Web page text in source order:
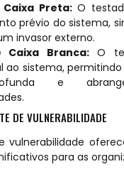
Preta:O
prévio do sistema,
invasor externo.
Caixa Branca:O
ao sistema,
e
DE VULNERABILIDADE
vulnerabilidade
para as